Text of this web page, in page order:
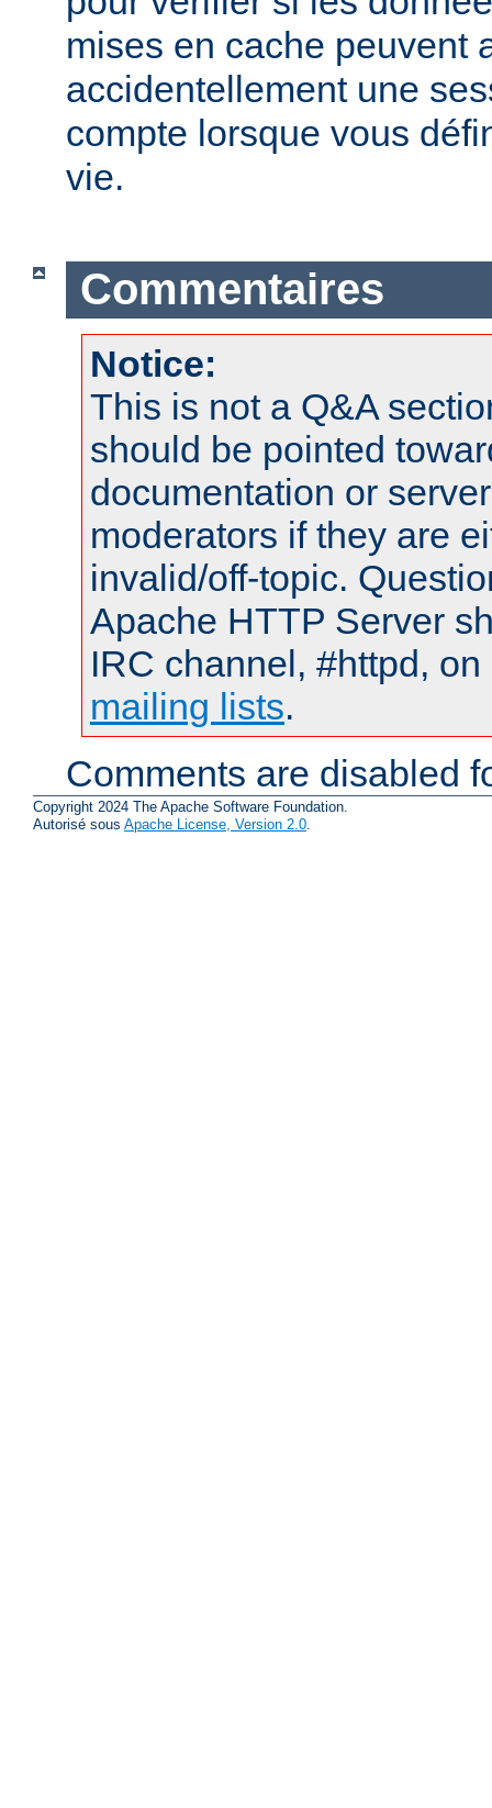
mises en cache peuvent
accidentellement une
compte lorsque vous
vie.
Commentaires
Notice:
This is not a Q&A
should be pointed
documentation or
moderators if they are
invalid/off-topic.
Apache HTTP Server
IRC channel, #httpd,
mailing lists.
Comments are disabled
Copyright 2024 The Apache Software Foundation.
Autorisé sous Apache License, Version 2.0.